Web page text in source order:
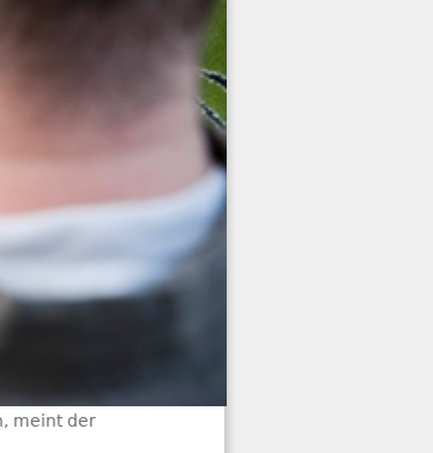
meint der